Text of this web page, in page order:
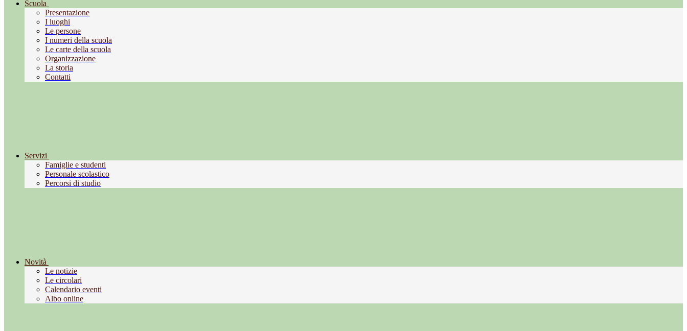
Scuola
Presentazione
I luoghi
Le persone
I numeri della scuola
Le carte della scuola
Organizzazione
La storia
Contatti
Servizi
Famiglie e studenti
Personale scolastico
Percorsi di studio
Novità
Le notizie
Le circolari
Calendario eventi
Albo online